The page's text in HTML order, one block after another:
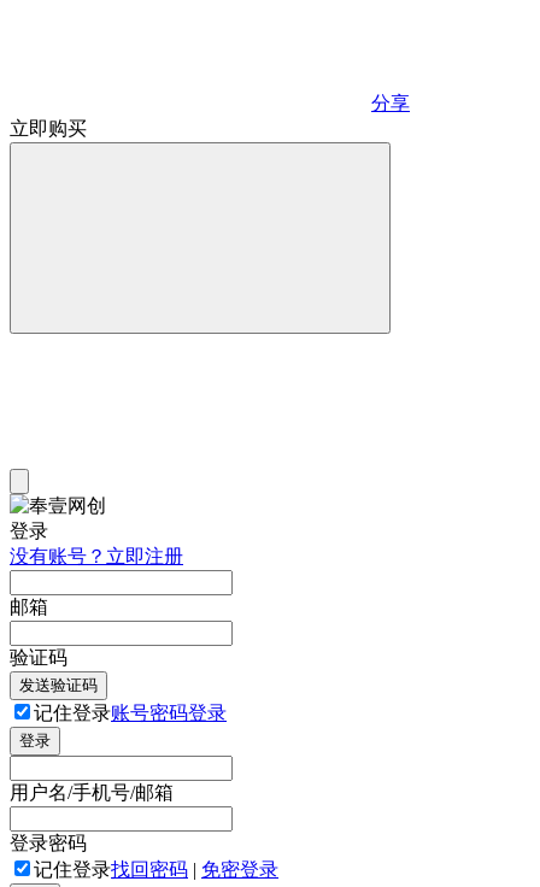
分享
立即购买
登录
没有账号？立即注册
邮箱
验证码
发送验证码
记住登录账号密码登录
登录
用户名/手机号/邮箱
登录密码
记住登录找回密码 | 免密登录